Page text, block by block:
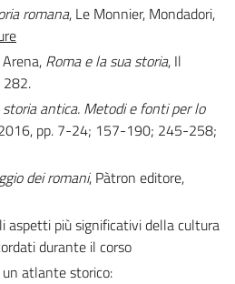
romana, Le Monnier, Mondadori,
Roma e la sua storia, Il
282.
storia antica. Metodi e fonti per lo
pp. 7-24; 157-190; 245-258;
dei romani, Pàtron editore,
aspetti più significativi della cultura
durante il corso
un atlante storico: